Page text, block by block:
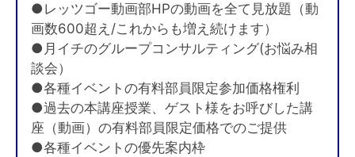
●レッツゴー動画部HPの動画を全て見放題（動
画数600超え/これからも増え続けます）
●月イチのグループコンサルティング(お悩み相
談会）
●各種イベントの有料部員限定参加価格権利
●過去の本講座授業、ゲスト様をお呼びした講
座（動画）の有料部員限定価格でのご提供
●各種イベントの優先案内枠